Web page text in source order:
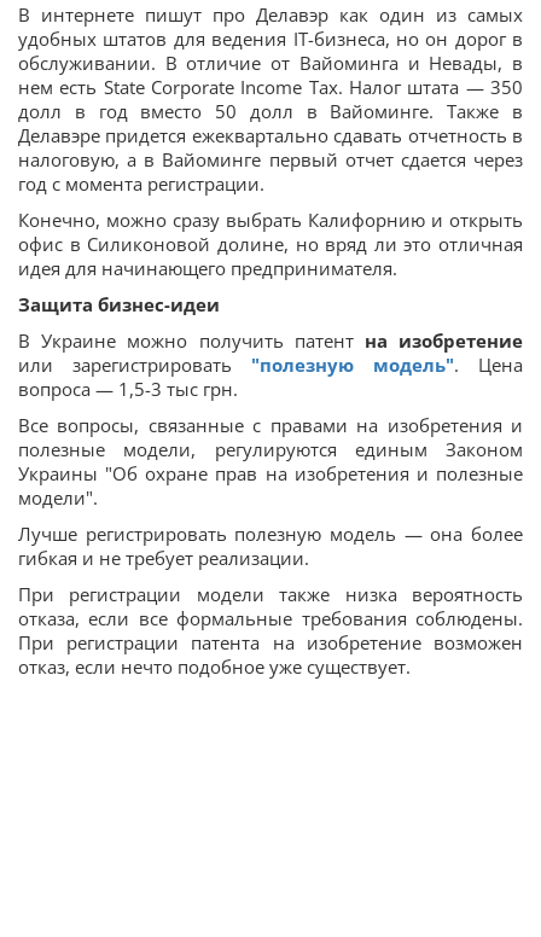
В интернете пишут про Делавэр как один из самых
удобных штатов для ведения IT-бизнеса, но он дорог в
обслуживании. В отличие от Вайоминга и Невады, в
нем есть State Corporate Income Tax. Налог штата — 350
долл в год вместо 50 долл в Вайоминге. Также в
Делавэре придется ежеквартально сдавать отчетность в
налоговую, а в Вайоминге первый отчет сдается через
год с момента регистрации.
Конечно, можно сразу выбрать Калифорнию и открыть
офис в Силиконовой долине, но вряд ли это отличная
идея для начинающего предпринимателя.
Защита бизнес-идеи
В Украине можно получить патент на изобретение
или зарегистрировать "полезную модель". Цена
вопроса — 1,5-3 тыс грн.
Все вопросы, связанные с правами на изобретения и
полезные модели, регулируются единым Законом
Украины "Об охране прав на изобретения и полезные
модели".
Лучше регистрировать полезную модель — она более
гибкая и не требует реализации.
При регистрации модели также низка вероятность
отказа, если все формальные требования соблюдены.
При регистрации патента на изобретение возможен
отказ, если нечто подобное уже существует.